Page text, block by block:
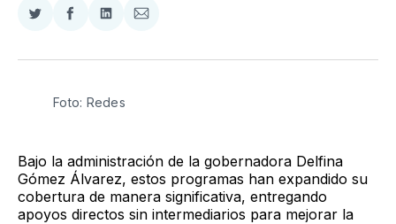
Compartir
Twitter
Compartir
Facebook
Compartir
LinkedIn
Compartir
Email
Foto: Redes
Bajo la administración de la gobernadora Delfina
Gómez Álvarez, estos programas han expandido su
cobertura de manera significativa, entregando
apoyos directos sin intermediarios para mejorar la